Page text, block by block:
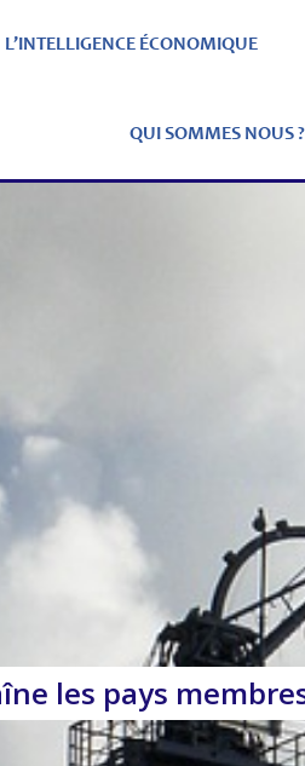
L’INTELLIGENCE ÉCONOMIQUE
QUI SOMMES NOUS ?
les pays